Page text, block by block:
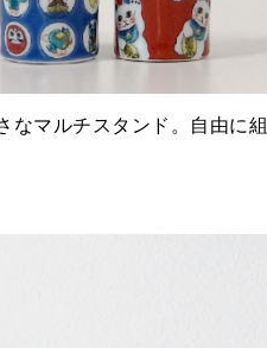
マルチスタンド。自由に